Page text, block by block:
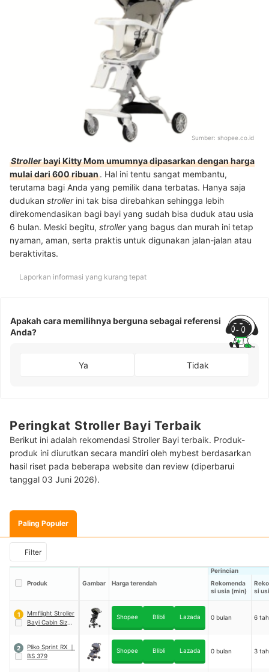
Sumber: shopee.co.id
Strollerbayi Kitty Mom umumnya dipasarkan dengan harga
mulai dari 600 ribuan. Hal ini tentu sangat membantu,
terutama bagi Anda yang pemilik dana terbatas. Hanya saja
dudukan strollerini tak bisa direbahkan sehingga lebih
direkomendasikan bagi bayi yang sudah bisa duduk atau usia
6 bulan. Meski begitu, strolleryang bagus dan murah ini tetap
nyaman, aman, serta praktis untuk digunakan jalan-jalan atau
beraktivitas.
Laporkan informasi yang kurang tepat
Apakah cara memilihnya berguna sebagai referensi
Anda?
Ya Tidak
Peringkat Stroller Bayi Terbaik
Berikut ini adalah rekomendasi Stroller Bayi terbaik. Produk-
produk ini diurutkan secara mandiri oleh mybest berdasarkan
hasil riset pada beberapa website dan review (diperbarui
tanggal 03 Juni 2026).
Paling Populer
Filter
Produk Gambar Harga terendah
Perincian
Rekomenda
si usia (min)
si
1
Mmflight Stroller
Bayi Cabin Size｜
Shopee Blibli Lazada 0 bulan 6
2 Pliko Sprint RX ｜
BS 379
Shopee Blibli Lazada 0 bulan 3